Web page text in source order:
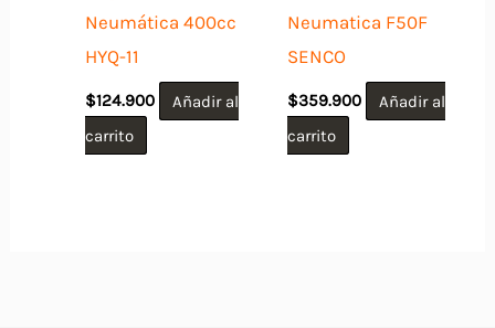
Neumática 400cc
HYQ-11
$124.900
Añadir al
carrito
Neumatica F50F
SENCO
$359.900
Añadir al
carrito